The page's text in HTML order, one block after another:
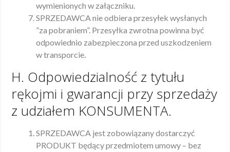
wymienionych w załączniku.
SPRZEDAWCA nie odbiera przesyłek wysłanych
”za pobraniem”. Przesyłka zwrotna powinna być
odpowiednio zabezpieczona przed uszkodzeniem
w transporcie.
H. Odpowiedzialność z tytułu
rękojmi i gwarancji przy sprzedaży
z udziałem KONSUMENTA.
SPRZEDAWCA jest zobowiązany dostarczyć
PRODUKT będący przedmiotem umowy – bez